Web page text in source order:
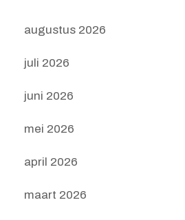
augustus 2026
juli 2026
juni 2026
mei 2026
april 2026
maart 2026